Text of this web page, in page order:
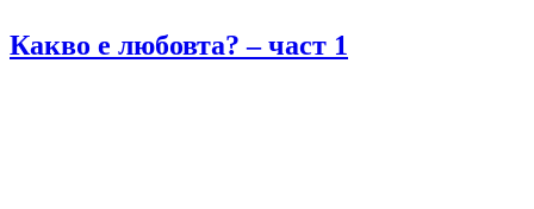
Какво е любовта? – част 1